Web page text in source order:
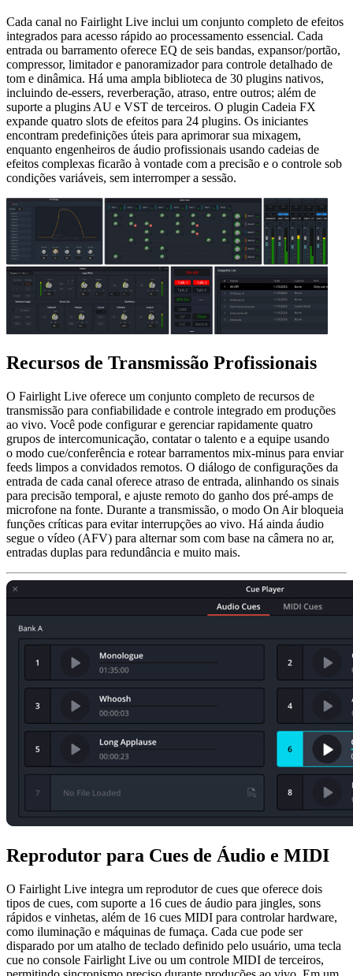
Cada canal no Fairlight Live inclui um conjunto completo de efeitos
integrados para acesso rápido ao processamento essencial. Cada
entrada ou barramento oferece EQ de seis bandas, expansor/portão,
compressor, limitador e panoramizador para controle detalhado de
tom e dinâmica. Há uma ampla biblioteca de 30 plugins nativos,
incluindo de-essers, reverberação, atraso, entre outros; além de
suporte a plugins AU e VST de terceiros. O plugin Cadeia FX
expande quatro slots de efeitos para 24 plugins. Os iniciantes
encontram predefinições úteis para aprimorar sua mixagem,
enquanto engenheiros de áudio profissionais usando cadeias de
efeitos complexas ficarão à vontade com a precisão e o controle sob
condições variáveis, sem interromper a sessão.
Recursos de Transmissão Profissionais
O Fairlight Live oferece um conjunto completo de recursos de
transmissão para confiabilidade e controle integrado em produções
ao vivo. Você pode configurar e gerenciar rapidamente quatro
grupos de intercomunicação, contatar o talento e a equipe usando
o modo cue/conferência e rotear barramentos mix-minus para enviar
feeds limpos a convidados remotos. O diálogo de configurações da
entrada de cada canal oferece atraso de entrada, alinhando os sinais
para precisão temporal, e ajuste remoto do ganho dos pré-amps de
microfone na fonte. Durante a transmissão, o modo On Air bloqueia
funções críticas para evitar interrupções ao vivo. Há ainda áudio
segue o vídeo (AFV) para alternar som com base na câmera no ar,
entradas duplas para redundância e muito mais.
Reprodutor para Cues de Áudio e MIDI
O Fairlight Live integra um reprodutor de cues que oferece dois
tipos de cues, com suporte a 16 cues de áudio para jingles, sons
rápidos e vinhetas, além de 16 cues MIDI para controlar hardware,
como iluminação e máquinas de fumaça. Cada cue pode ser
disparado por um atalho de teclado definido pelo usuário, uma tecla
cue no console Fairlight Live ou um controle MIDI de terceiros,